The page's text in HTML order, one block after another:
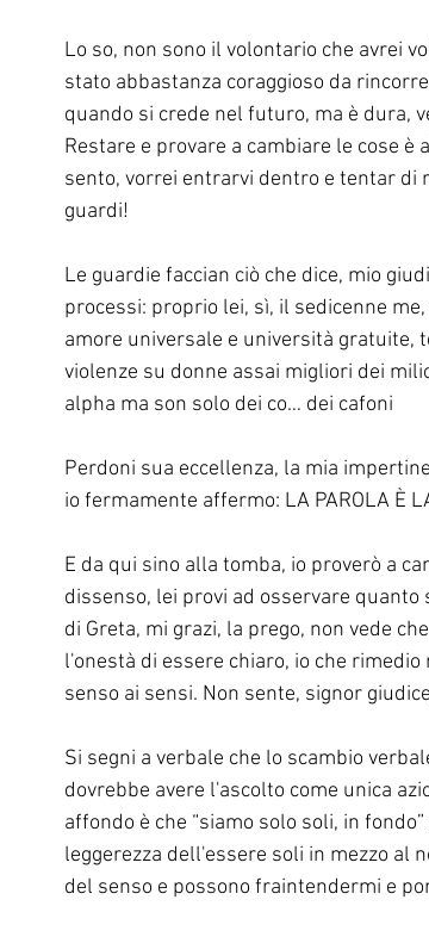
Lo so, non sono il volontario che avrei
stato abbastanza coraggioso da
quando si crede nel futuro, ma è dura,
Restare e provare a cambiare le cose è
sento, vorrei entrarvi dentro e tentar di
guardi!
Le guardie faccian ciò che dice, mio
processi: proprio lei, sì, il sedicenne
amore universale e università
violenze su donne assai migliori dei
alpha ma son solo dei co… dei cafoni
Perdoni sua eccellenza, la mia
io fermamente affermo: LA PAROLA È
E da qui sino alla tomba, io proverò a
dissenso, lei provi ad osservare
di Greta, mi grazi, la prego, non vede
l'onestà di essere chiaro, io che
senso ai sensi. Non sente, signor
Si segni a verbale che lo scambio
dovrebbe avere l'ascolto come unica
affondo è che “siamo solo soli, in
leggerezza dell'essere soli in mezzo al
del senso e possono fraintendermi e